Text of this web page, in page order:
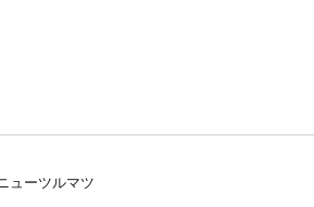
ューツルマツ